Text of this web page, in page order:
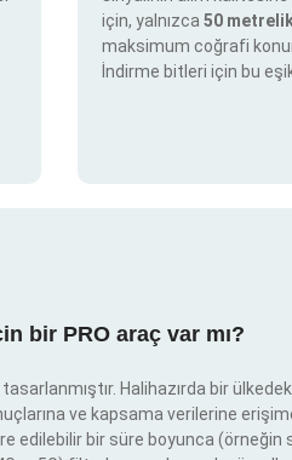
için, yalnızca 50
maksimum coğrafi
İndirme bitleri için bu
bir PRO araç var mı?
Halihazırda bir
ve kapsama verilerine
edilebilir bir süre boyunca (örneğin